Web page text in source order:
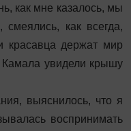
как мне казалось, мы
как все­гда,
красавца держат мир
Камала увидели крышу
выяснилось, что я
воспринимать